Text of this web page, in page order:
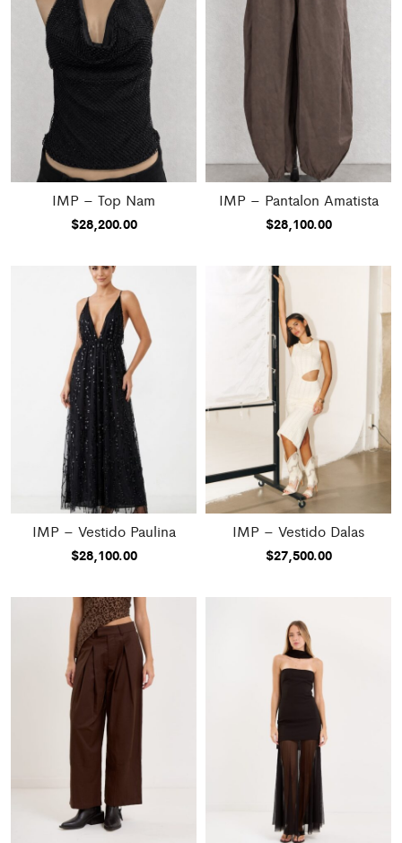
IMP – Top Nam
$28,200.00
IMP – Pantalon Amatista
$28,100.00
IMP – Vestido Paulina
$28,100.00
IMP – Vestido Dalas
$27,500.00